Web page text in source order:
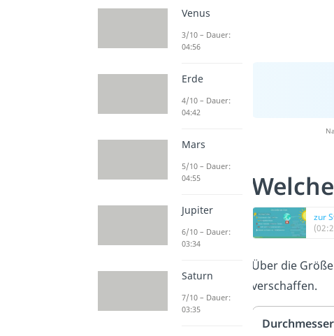
zur
Über die
verschaffen.
Durchmesser
Venus
3/10 – Dauer:
04:56
Erde
4/10 – Dauer:
04:42
Mars
5/10 – Dauer:
04:55
Jupiter
6/10 – Dauer:
03:34
Saturn
7/10 – Dauer:
03:35